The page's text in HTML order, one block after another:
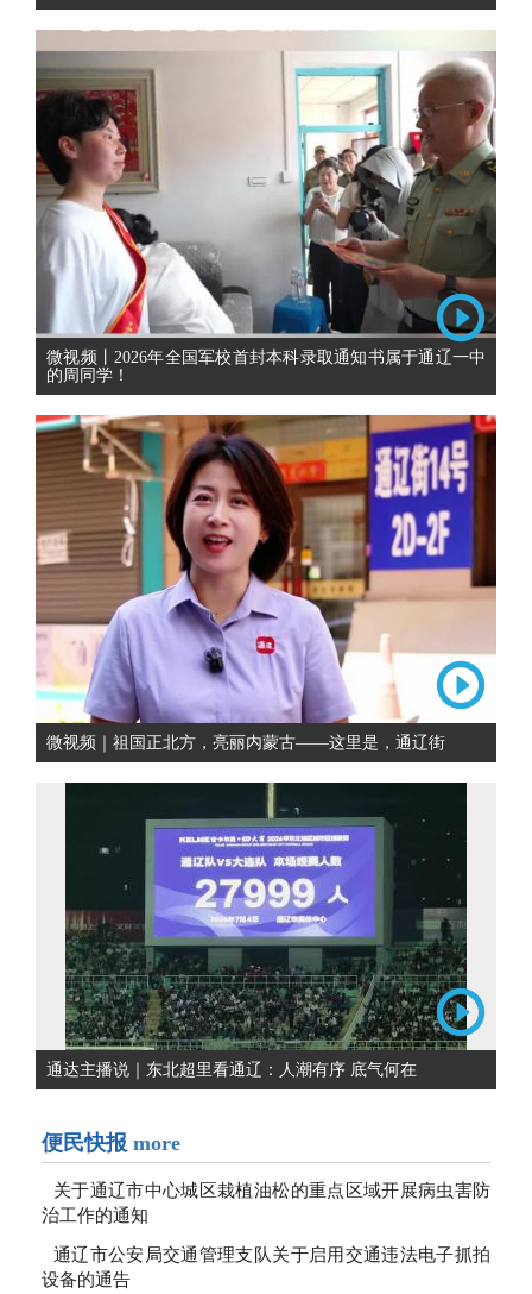
微视频丨2026年全国军校首封本科录取通知书属于通辽一中
的周同学！
微视频｜祖国正北方，亮丽内蒙古——这里是，通辽街
通达主播说｜东北超里看通辽：人潮有序 底气何在
便民快报 more
关于通辽市中心城区栽植油松的重点区域开展病虫害防
治工作的通知
通辽市公安局交通管理支队关于启用交通违法电子抓拍
设备的通告